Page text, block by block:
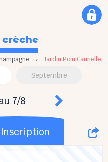
crèche
» Jardin Pom'Cannelle
Septembre
7/8
Inscription